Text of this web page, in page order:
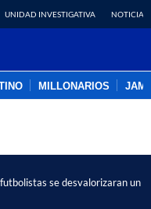
UNIDAD INVESTIGATIVA NOTICIAS
MILLONARIOS
se desvalorizaran un